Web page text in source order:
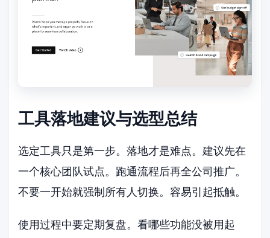
工具落地建议与选型总结
选定工具只是第一步。落地才是难点。建议先在
一个核心团队试点。跑通流程后再全公司推广。
不要一开始就强制所有人切换。容易引起抵触。
使用过程中要定期复盘。看哪些功能没被用起